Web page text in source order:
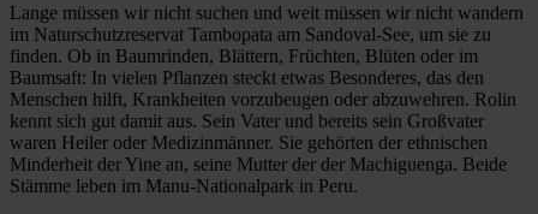
Lange müssen wir nicht suchen und weit müssen wir nicht wandern
im Naturschutzreservat Tambopata am Sandoval-See, um sie zu
finden. Ob in Baumrinden, Blättern, Früchten, Blüten oder im
Baumsaft: In vielen Pflanzen steckt etwas Besonderes, das den
Menschen hilft, Krankheiten vorzubeugen oder abzuwehren. Rolin
kennt sich gut damit aus. Sein Vater und bereits sein Großvater
waren Heiler oder Medizinmänner. Sie gehörten der ethnischen
Minderheit der Yine an, seine Mutter der der Machiguenga. Beide
Stämme leben im Manu-Nationalpark in Peru.